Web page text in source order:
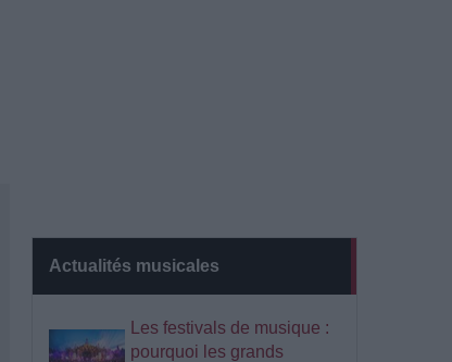
Actualités musicales
Les festivals de musique :
pourquoi les grands